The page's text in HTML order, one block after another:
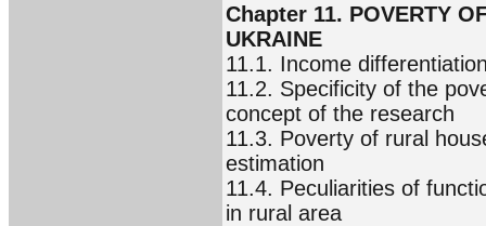
Chapter 11. POVERTY
UKRAINE
11.1. Income
11.2. Specificity of the
concept of the research
11.3. Poverty of rural
estimation
11.4. Peculiarities of
in rural area